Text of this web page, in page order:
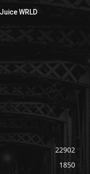
WRLD
22902
1850